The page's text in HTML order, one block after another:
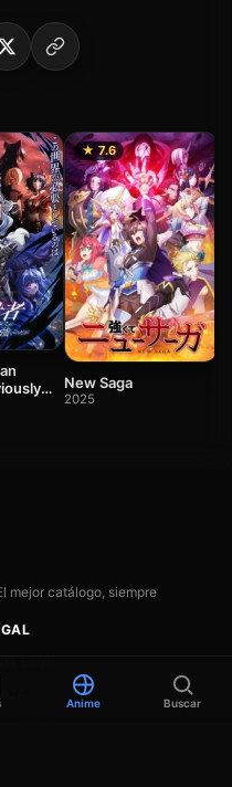
★ 7.6
New Saga
2025
mejor catálogo, siempre
Anime Buscar